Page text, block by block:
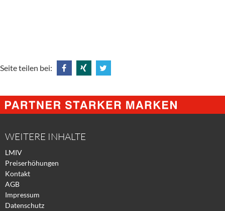
Seite teilen bei:
@
Facebook
@
Xing
@
Twitter
WEITERE INHALTE
LMIV
Preiserhöhungen
Kontakt
AGB
Impressum
Datenschutz